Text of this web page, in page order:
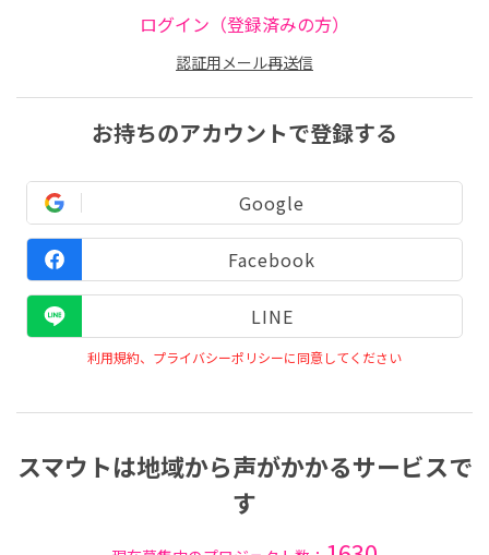
ログイン（登録済みの方）
認証用メール再送信
お持ちのアカウントで登録する
Google
Facebook
LINE
利用規約、プライバシーポリシーに同意してください
スマウトは地域から声がかかるサービスで
す